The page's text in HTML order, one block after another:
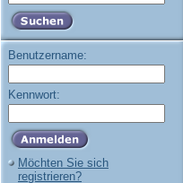
Benutzername:
Kennwort:
Möchten Sie sich
registrieren?